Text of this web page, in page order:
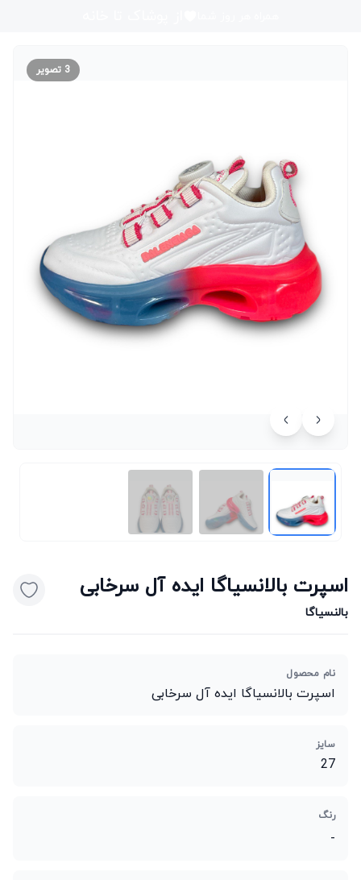
3 تصویر
اسپرت بالانسیاگا ایده آل سرخابی
بالنسیاگا
نام محصول
اسپرت بالانسیاگا ایده آل سرخابی
سایز
27
رنگ
-